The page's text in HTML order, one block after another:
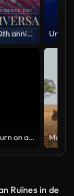
Banner 250th anniversary of the USA. 250 years of independence. 4th of july 2026 usa independence day, video greeting card. US flag fireworks on blue sky background. Fourth of july. 4k seamless loop
Television turn on and off. Switch on tv effect, switch off tv effect. Turn on Lcd TV effect, turn off TV effect . Led Tv on and off on black background
Ruïnes in de